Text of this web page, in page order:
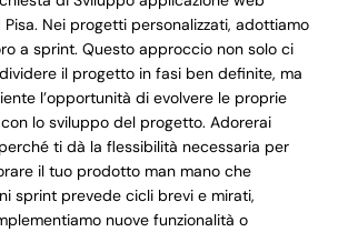
Nei progetti personalizzati, adottiamo
a sprint. Questo approccio non solo ci
il progetto in fasi ben definite, ma
l’opportunità di evolvere le proprie
lo sviluppo del progetto. Adorerai
ti dà la flessibilità necessaria per
il tuo prodotto man mano che
sprint prevede cicli brevi e mirati,
nuove funzionalità o